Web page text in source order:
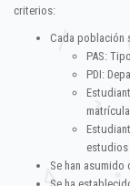
criterios:
Cada población
PAS:
PDI:
Se han